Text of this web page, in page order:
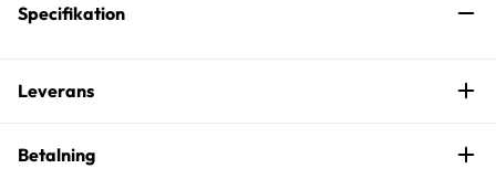
Specifikation
Leverans
Betalning